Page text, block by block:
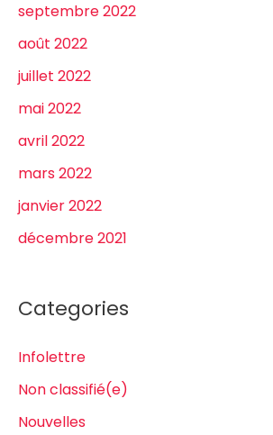
septembre 2022
août 2022
juillet 2022
mai 2022
avril 2022
mars 2022
janvier 2022
décembre 2021
Categories
Infolettre
Non classifié(e)
Nouvelles